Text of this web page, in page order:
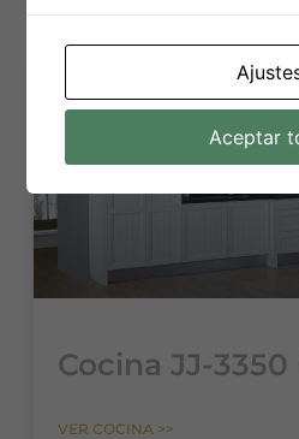
Cocina JJ-3350
VER COCINA >>
Aceptar